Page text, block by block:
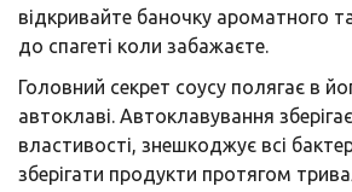
відкривайте баночку ароматного
до спагеті коли забажаєте.
Головний секрет соусу полягає в
автоклаві. Автоклавування
властивості, знешкоджує всі
зберігати продукти протягом